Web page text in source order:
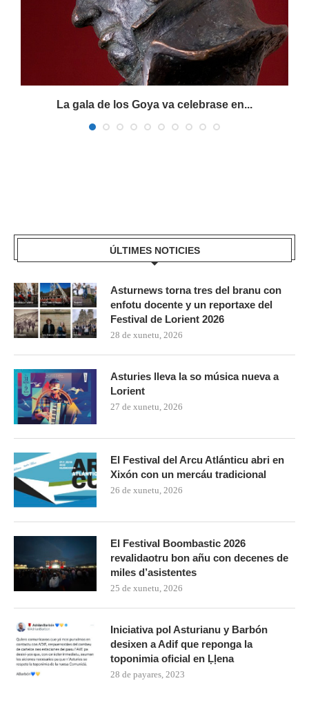
La gala de los Goya va celebrase en...
ÚLTIMES NOTICIES
Asturnews torna tres del branu con
enfotu docente y un reportaxe del
Festival de Lorient 2026
28 de xunetu, 2026
Asturies lleva la so música nueva a
Lorient
27 de xunetu, 2026
El Festival del Arcu Atlánticu abri en
Xixón con un mercáu tradicional
26 de xunetu, 2026
El Festival Boombastic 2026
revalidaotru bon añu con decenes de
miles d’asistentes
25 de xunetu, 2026
Iniciativa pol Asturianu y Barbón
desixen a Adif que reponga la
toponimia oficial en Ḷḷena
28 de payares, 2023